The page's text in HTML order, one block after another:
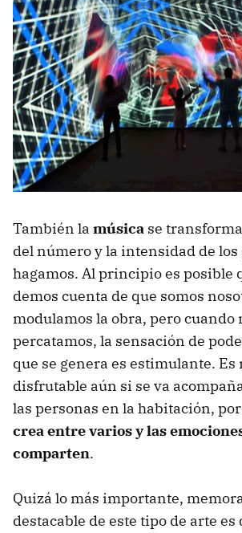
También la música se
del número y la intensidad de los
hagamos. Al principio es posible
demos cuenta de que somos
modulamos la obra, pero cuando
percatamos, la sensación de
que se genera es estimulante. Es
disfrutable aún si se va
las personas en la habitación,
crea entre varios y las
comparten.
Quizá lo más importante,
destacable de este tipo de arte es